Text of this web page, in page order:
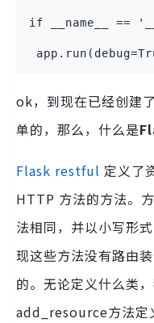
if __name__ ==
ok，到现在已经创建
单的，那么，什么是
Flask restful 定义了
HTTP 方法的方法。
法相同，并以小写形
现这些方法没有路由
的。无论定义什么类
add_resource方法定